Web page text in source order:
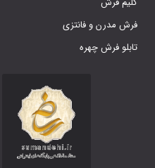
فرش مدرن و فانتزی
تابلو فرش چهره